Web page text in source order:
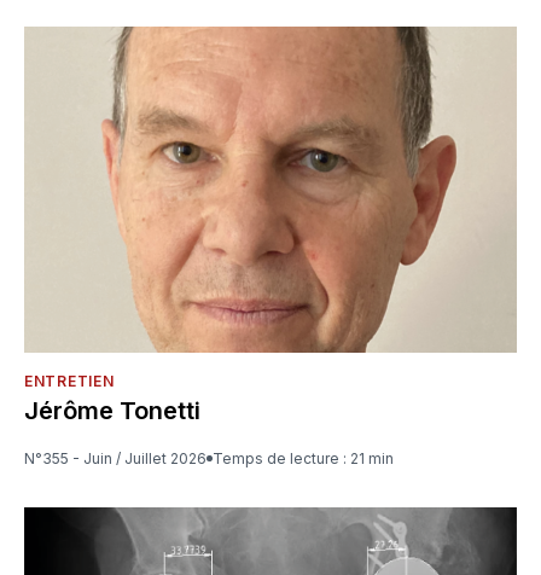
ENTRETIEN
Jérôme Tonetti
N°355 - Juin / Juillet 2026 Temps de lecture : 21 min